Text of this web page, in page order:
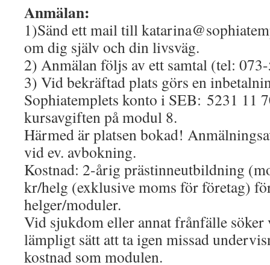
Anmälan:
1)Sänd ett mail till
om dig själv och din livsväg.
2) Anmälan följs av ett samtal (tel:
3) Vid bekräftad plats görs en
Sophiatemplets konto i SEB: 5231 11
kursavgiften på modul 8.
Härmed är platsen bokad!
vid ev. avbokning.
Kostnad: 2-årig prästinneutbildning
kr/helg (exklusive moms för företag)
helger/moduler.
Vid sjukdom eller annat frånfälle söker
lämpligt sätt att ta igen missad
kostnad som modulen.